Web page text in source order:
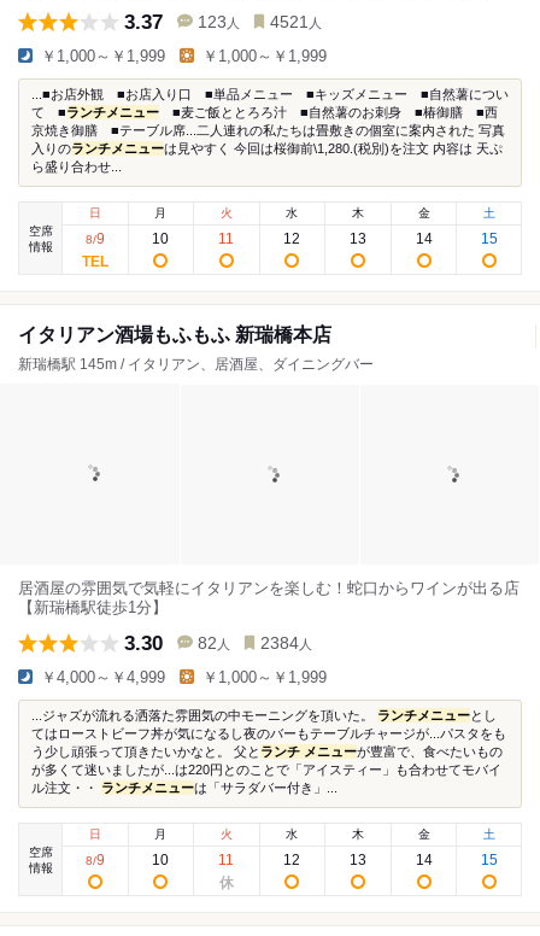
3.37 123 人 4521 人
￥1,000～￥1,999 ￥1,000～￥1,999
...■お店外観 ■お店入り口 ■単品メニュー ■キッズメニュー ■自然薯につい
て ■ランチメニュー ■麦ご飯ととろろ汁 ■自然薯のお刺身 ■椿御膳 ■西
京焼き御膳 ■テーブル席...二人連れの私たちは畳敷きの個室に案内された 写真
入りのランチメニューは見やすく 今回は桜御前\1,280.(税別)を注文 内容は 天ぷ
ら盛り合わせ...
空席
情報
日
8/9
月
10
火
11
水
12
木
13
金
14
土
15
イタリアン酒場もふもふ 新瑞橋本店
新瑞橋駅 145m / イタリアン、居酒屋、ダイニングバー
居酒屋の雰囲気で気軽にイタリアンを楽しむ！蛇口からワインが出る店
【新瑞橋駅徒歩1分】
3.30 82 人 2384 人
￥4,000～￥4,999 ￥1,000～￥1,999
...ジャズが流れる洒落た雰囲気の中モーニングを頂いた。 ランチメニューとし
てはローストビーフ丼が気になるし夜のバーもテーブルチャージが...パスタをも
う少し頑張って頂きたいかなと。 父と ランチ メニューが豊富で、食べたいもの
が多くて迷いましたが...は220円とのことで「アイスティー」も合わせてモバイ
ル注文・・ ランチメニューは「サラダバー付き」...
空席
情報
日
8/9
月
10
火
11
水
12
木
13
金
14
土
15